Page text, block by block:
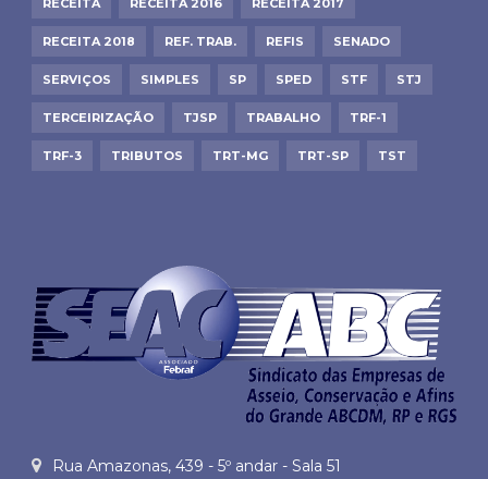
RECEITA RECEITA 2016 RECEITA 2017
RECEITA 2018 REF. TRAB. REFIS SENADO
SERVIÇOS SIMPLES SP SPED STF STJ
TERCEIRIZAÇÃO TJSP TRABALHO TRF-1
TRF-3 TRIBUTOS TRT-MG TRT-SP TST
Rua Amazonas, 439 - 5º andar - Sala 51